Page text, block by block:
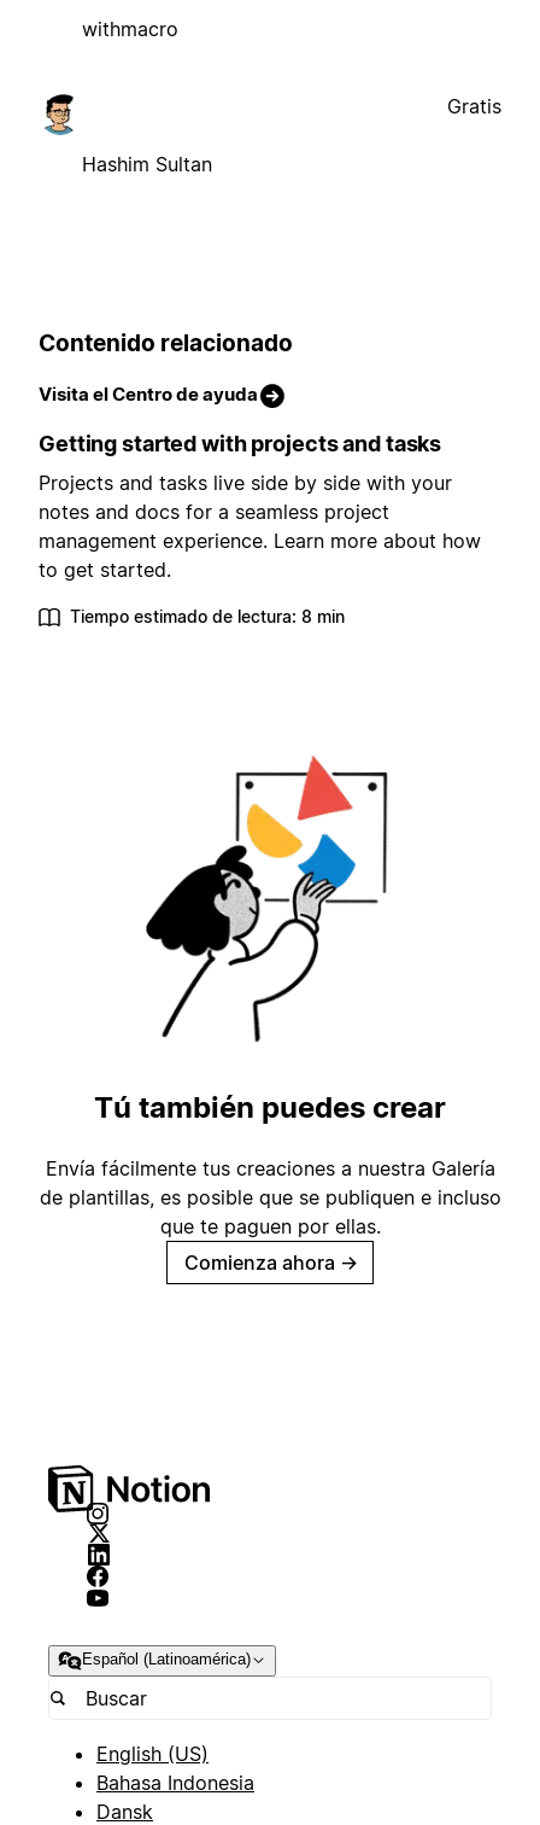
withmacro
Hashim Sultan
Gratis
Contenido relacionado
Visita el Centro de ayuda
Getting started with projects and tasks
Projects and tasks live side by side with your
notes and docs for a seamless project
management experience. Learn more about how
to get started.
Tiempo estimado de lectura: 8 min
Tú también puedes crear
Envía fácilmente tus creaciones a nuestra Galería
de plantillas, es posible que se publiquen e incluso
que te paguen por ellas.
Comienza ahora →
Español (Latinoamérica)
English (US)
Bahasa Indonesia
Dansk